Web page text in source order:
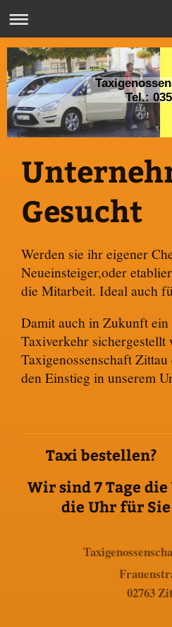
Tel.:
Gesucht
Werden sie ihr eigener
Neueinsteiger,oder
die Mitarbeit. Ideal auch
Damit auch in Zukunft
Taxiverkehr sichergestellt
Taxigenossenschaft
den Einstieg in unserem
Taxi bestellen?
Wir sind 7 Tage
die Uhr für
02763